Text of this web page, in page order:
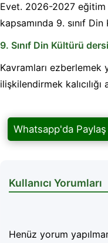
Evet. 2026-2027 eğitim
kapsamında 9. sınıf
9. Sınıf Din Kültürü dersi
Kavramları
ilişkilendirmek kalıcılığı
Whatsapp'da Paylaş
Kullanıcı Yorumları
Henüz yorum